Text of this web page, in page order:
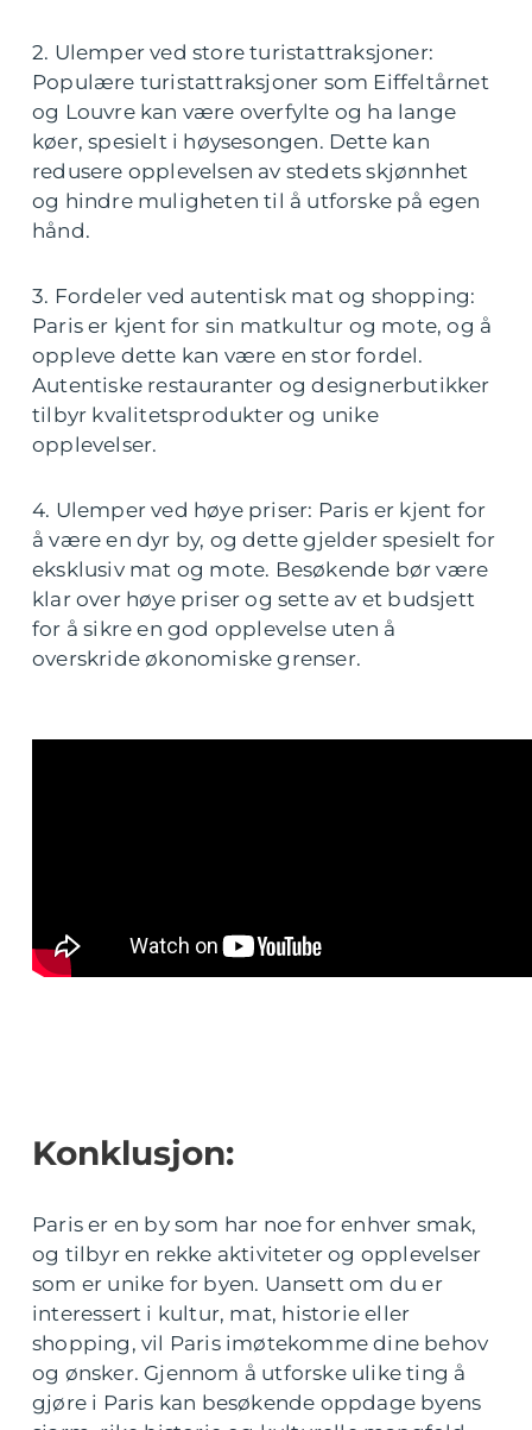
2. Ulemper ved store turistattraksjoner:
Populære turistattraksjoner som Eiffeltårnet
og Louvre kan være overfylte og ha lange
køer, spesielt i høysesongen. Dette kan
redusere opplevelsen av stedets skjønnhet
og hindre muligheten til å utforske på egen
hånd.
3. Fordeler ved autentisk mat og shopping:
Paris er kjent for sin matkultur og mote, og å
oppleve dette kan være en stor fordel.
Autentiske restauranter og designerbutikker
tilbyr kvalitetsprodukter og unike
opplevelser.
4. Ulemper ved høye priser: Paris er kjent for
å være en dyr by, og dette gjelder spesielt for
eksklusiv mat og mote. Besøkende bør være
klar over høye priser og sette av et budsjett
for å sikre en god opplevelse uten å
overskride økonomiske grenser.
Konklusjon:
Paris er en by som har noe for enhver smak,
og tilbyr en rekke aktiviteter og opplevelser
som er unike for byen. Uansett om du er
interessert i kultur, mat, historie eller
shopping, vil Paris imøtekomme dine behov
og ønsker. Gjennom å utforske ulike ting å
gjøre i Paris kan besøkende oppdage byens